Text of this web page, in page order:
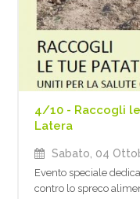
4/10 - Raccogli
Latera
Sabato, 04
Evento speciale
contro lo spreco